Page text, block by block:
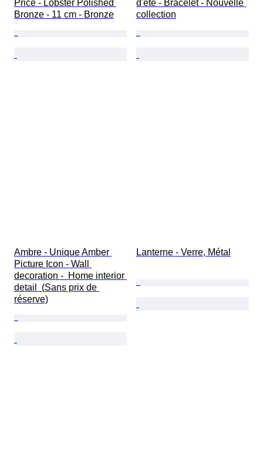
Price - Lobster Polished
Bronze - 11 cm - Bronze
d'été - Bracelet - Nouvelle
collection
Ambre - Unique Amber
Picture Icon - Wall
decoration -  Home interior
detail  (Sans prix de
réserve)
Lanterne - Verre, Métal